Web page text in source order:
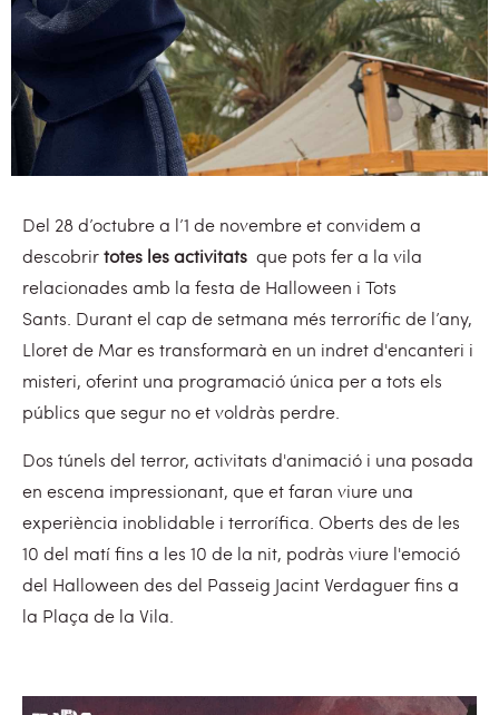
Del 28 d’octubre a l’1 de novembre et convidem a
descobrirtotes les activitats que pots fer a la vila
relacionades amb la festa de Halloween i Tots
Sants. Durant el cap de setmana més terrorífic de l’any,
Lloret de Mar es transformarà en un indret d'encanteri i
misteri, oferint una programació única per a tots els
públics que segur no et voldràs perdre.
Dos túnels del terror, activitats d'animació i una posada
en escena impressionant, que et faran viure una
experiència inoblidable i terrorífica. Oberts des de les
10 del matí fins a les 10 de la nit, podràs viure l'emoció
del Halloween des del Passeig Jacint Verdaguer fins a
la Plaça de la Vila.